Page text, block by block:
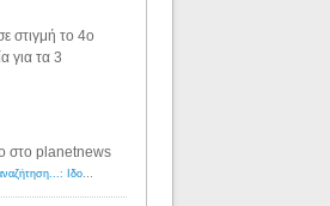
στιγμή το 4ο
για τα 3
στο planetnews
Λόγιος Ερμής | Η γνώση ξεκινάει με την αναζήτηση...: Ιδού οι 18 που χρωστούν 11 δις ευρώ!